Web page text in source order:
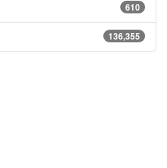
610
136,355